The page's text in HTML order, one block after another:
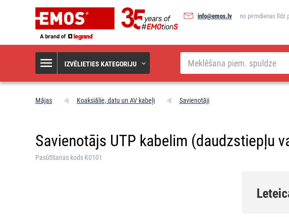
info@emos.lv no pirmdienas līdz
IZVĒLIETIES KATEGORIJU
Meklēšana
Mājas Koaksiālie, datu un AV kabeļi Savienotāji
Savienotājs UTP kabelim (daudzstiepļu
Pasūtīšanas kods K0101